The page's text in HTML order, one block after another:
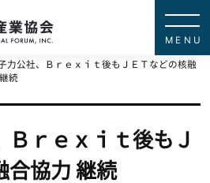
力公社、Ｂｒｅｘｉｔ後もＪＥＴなどの核融
続
Ｂｒｅｘｉｔ後もＪ
合協力 継続